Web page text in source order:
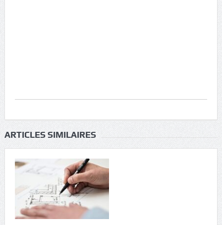
ARTICLES SIMILAIRES